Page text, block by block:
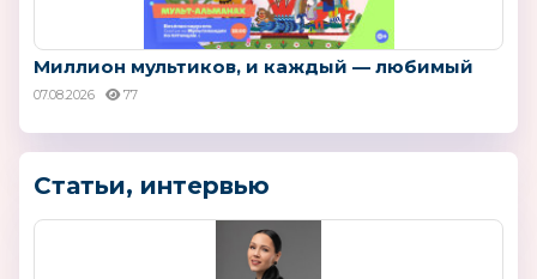
Миллион мультиков, и каждый — любимый
07.08.2026 77
Статьи, интервью